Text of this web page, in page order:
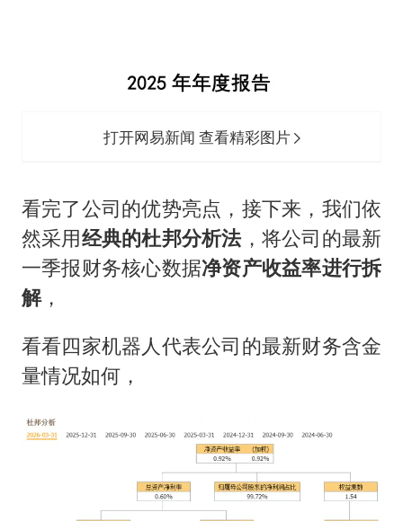
打开网易新闻 查看精彩图片
看完了公司的优势亮点，接下来，我们依
然采用经典的杜邦分析法，将公司的最新
一季报财务核心数据净资产收益率进行拆
解，
看看四家机器人代表公司的最新财务含金
量情况如何，